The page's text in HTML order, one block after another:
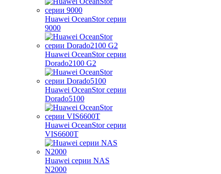
Huawei OceanStor серии
9000
Huawei OceanStor серии
Dorado2100 G2
Huawei OceanStor серии
Dorado5100
Huawei OceanStor серии
VIS6600T
Huawei серии NAS
N2000